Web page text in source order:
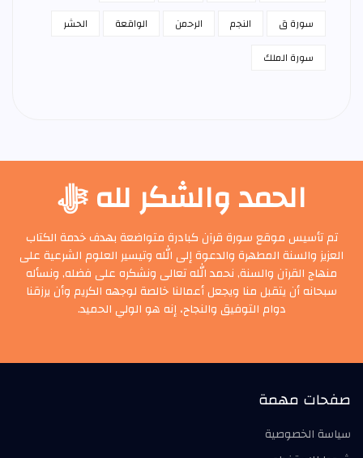
سورة ق
النجم الرحمن الواقعة
الحشر
سورة الملك
الحمد والشكر لله ﷻ
تم تأسيس موقع سورة قرآن كبادرة متواضعة بهدف خدمة الكتاب
العزيز والسنة المطهرة والدعوة إلى الله وتيسير العلوم الشرعية على
منهاج القرآن والسنة, نحمد الله تعالى ونشكره على فضله, ونسأله
سبحانه أن يتقبل منا ويجعل أعمالنا خالصة لوجهه الكريم وأن يرزقنا
دوام التوفيق والنجاح، إنه هو الولي الحميد.
صفحات مهمة
سياسة الخصوصية